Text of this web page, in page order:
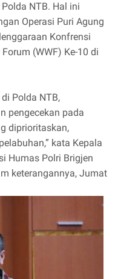
NTB. Hal ini
Operasi Puri Agung
Konfrensi
(WWF) Ke-10 di
Polda NTB,
pengecekan pada
diprioritaskan,
kata Kepala
Humas Polri Brigjen
keterangannya, Jumat